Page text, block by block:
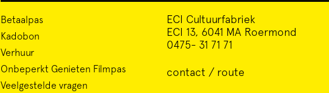
Betaalpas
Kadobon
Verhuur
Onbeperkt Genieten Filmpas
Veelgestelde vragen
ECI Cultuurfabriek
ECI 13, 6041 MA Roermond
0475- 31 71 71
contact / route